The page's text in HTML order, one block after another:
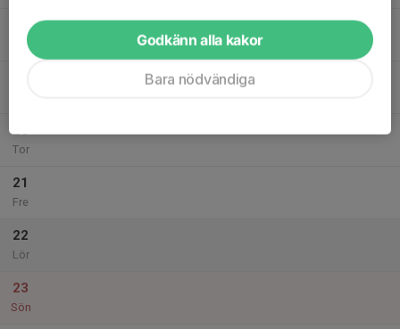
Tis
20
Tor
21
Fre
22
Lör
23
Sön
Godkänn alla kakor
Bara nödvändiga